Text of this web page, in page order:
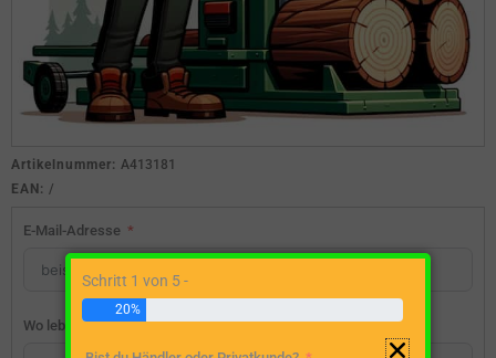
Artikelnummer: A413181
EAN: /
E-Mail-Adresse
Wo lebst du?
Schritt 1 von 5 -
20%